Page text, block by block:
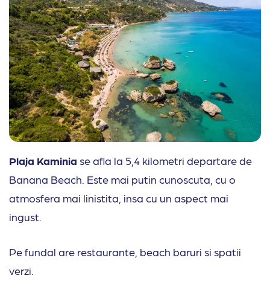
Plaja Kaminia se afla la 5,4 kilometri departare de
Banana Beach. Este mai putin cunoscuta, cu o
atmosfera mai linistita, insa cu un aspect mai
ingust.
Pe fundal are restaurante, beach baruri si spatii
verzi.